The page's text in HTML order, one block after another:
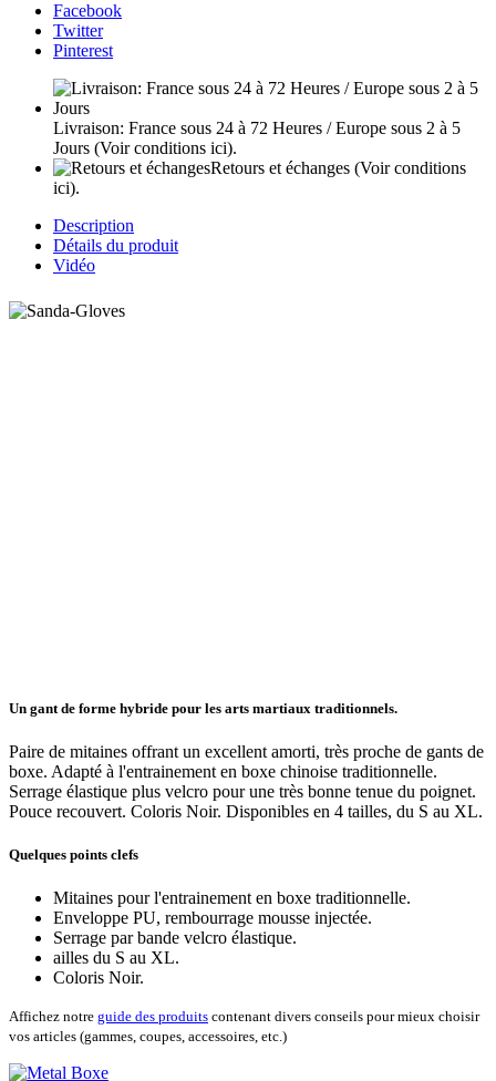
Facebook
Twitter
Pinterest
Livraison: France sous 24 à 72 Heures / Europe sous 2 à 5
Jours (Voir conditions ici).
Retours et échanges (Voir conditions
ici).
Description
Détails du produit
Vidéo
Un gant de forme hybride pour les arts martiaux traditionnels.
Paire de mitaines offrant un excellent amorti, très proche de gants de
boxe. Adapté à l'entrainement en boxe chinoise traditionnelle.
Serrage élastique plus velcro pour une très bonne tenue du poignet.
Pouce recouvert. Coloris Noir. Disponibles en 4 tailles, du S au XL.
Quelques points clefs
Mitaines pour l'entrainement en boxe traditionnelle.
Enveloppe PU, rembourrage mousse injectée.
Serrage par bande velcro élastique.
ailles du S au XL.
Coloris Noir.
Affichez notre guide des produits contenant divers conseils pour mieux choisir
vos articles (gammes, coupes, accessoires, etc.)